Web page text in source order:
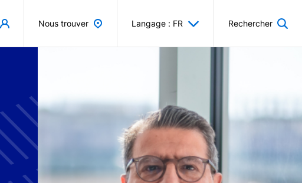
Nous trouver Langage : FR Rechercher